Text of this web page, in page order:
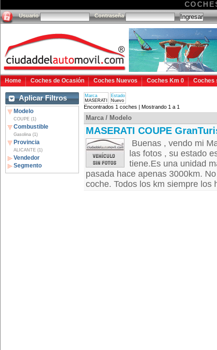
Usuario Contraseña
Home Coches de Ocasión Coches Nuevos Coches Km 0 Coches
Aplicar Filtros
Modelo
COUPE (1)
Combustible
Gasolina (1)
Provincia
ALICANTE (1)
Vendedor
Segmento
Marca
MASERATI
Estado
Nuevo
Encontrados 1 coches | Mostrando 1 a 1
Marca / Modelo
MASERATI COUPE
Buenas , vendo mi
las fotos , su estado
tiene.Es una unidad
pasada hace apenas 3000km.
coche. Todos los km siempre los